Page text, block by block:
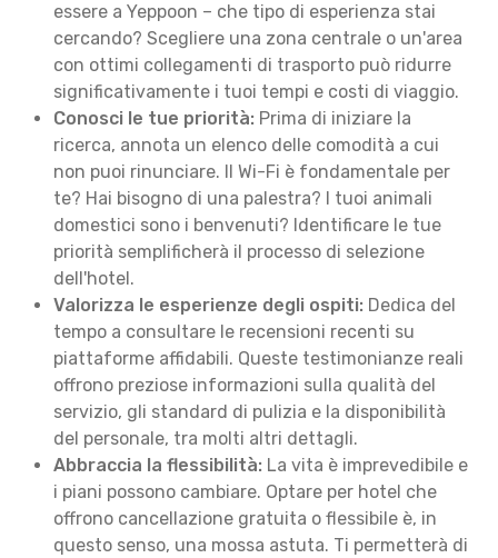
essere a Yeppoon – che tipo di esperienza stai
cercando? Scegliere una zona centrale o un'area
con ottimi collegamenti di trasporto può ridurre
significativamente i tuoi tempi e costi di viaggio.
Conosci le tue priorità: Prima di iniziare la
ricerca, annota un elenco delle comodità a cui
non puoi rinunciare. Il Wi-Fi è fondamentale per
te? Hai bisogno di una palestra? I tuoi animali
domestici sono i benvenuti? Identificare le tue
priorità semplificherà il processo di selezione
dell'hotel.
Valorizza le esperienze degli ospiti: Dedica del
tempo a consultare le recensioni recenti su
piattaforme affidabili. Queste testimonianze reali
offrono preziose informazioni sulla qualità del
servizio, gli standard di pulizia e la disponibilità
del personale, tra molti altri dettagli.
Abbraccia la flessibilità: La vita è imprevedibile e
i piani possono cambiare. Optare per hotel che
offrono cancellazione gratuita o flessibile è, in
questo senso, una mossa astuta. Ti permetterà di